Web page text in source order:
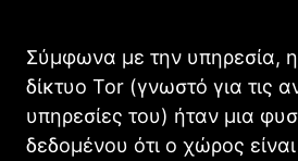
Σύμφωνα με την υπηρεσία,
δίκτυο Tor (γνωστό για τις
υπηρεσίες του) ήταν μια
δεδομένου ότι ο χώρος